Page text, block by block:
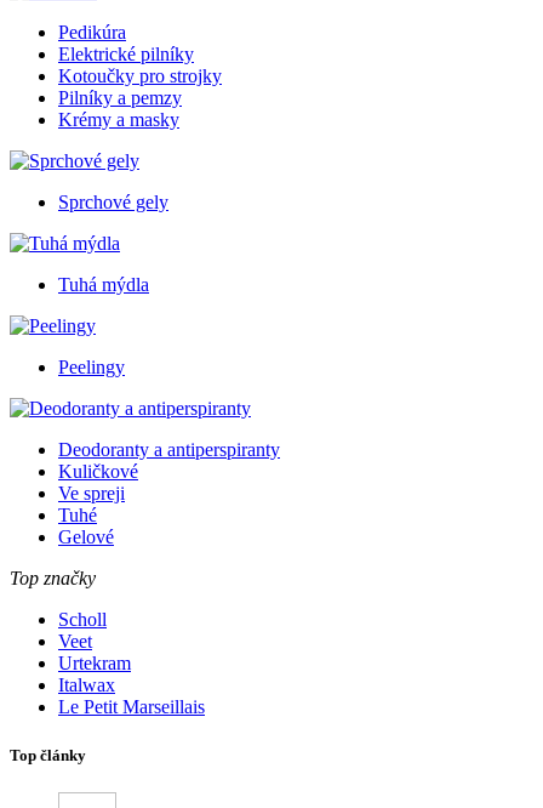
Pedikúra
Elektrické pilníky
Kotoučky pro strojky
Pilníky a pemzy
Krémy a masky
Sprchové gely
Tuhá mýdla
Peelingy
Deodoranty a antiperspiranty
Kuličkové
Ve spreji
Tuhé
Gelové
Top značky
Scholl
Veet
Urtekram
Italwax
Le Petit Marseillais
Top články